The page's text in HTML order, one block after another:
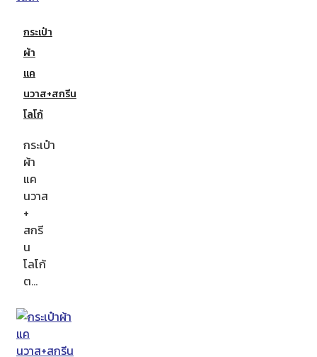
กระเป๋า
ผ้า
แค
นวาส+สกรีน
โลโก้
กระเป๋า
ผ้า
แค
นวาส
+
สกรี
น
โลโก้
ต…